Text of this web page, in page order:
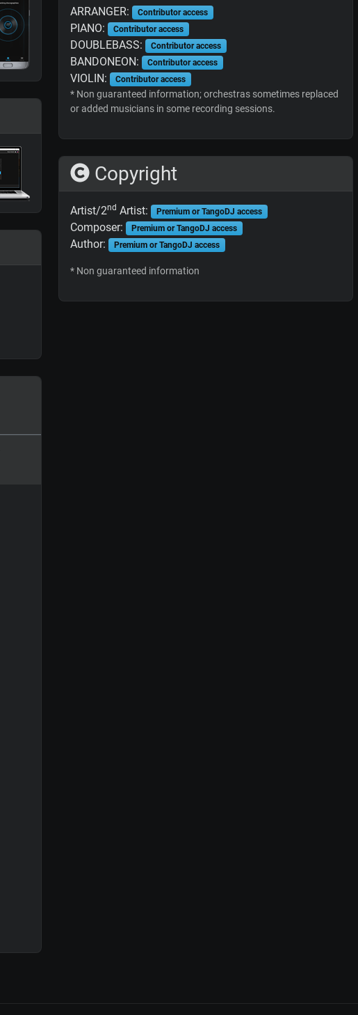
ARRANGER: Contributor access
PIANO: Contributor access
DOUBLEBASS: Contributor access
BANDONEON: Contributor access
VIOLIN: Contributor access
* Non guaranteed information; orchestras sometimes replaced
or added musicians in some recording sessions.
Copyright
Artist/2nd Artist: Premium or TangoDJ access
Composer: Premium or TangoDJ access
Author: Premium or TangoDJ access
* Non guaranteed information